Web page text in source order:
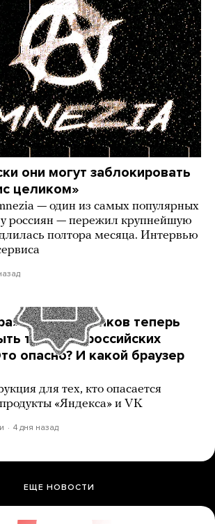
они могут заблокировать
целиком»
— один из самых популярных
россиян — пережил крупнейшую
длилась полтора месяца. Интервью
и других банков теперь
только в российских
опасно? И какой браузер
для тех, кто опасается
«Яндекса» и VK
4 дня назад
ЕЩЕ НОВОСТИ